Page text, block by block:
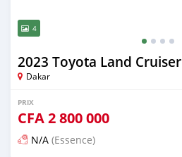
4
2023 Toyota Land Cruiser
Dakar
PRIX
CFA2 800 000
N/A (Essence)